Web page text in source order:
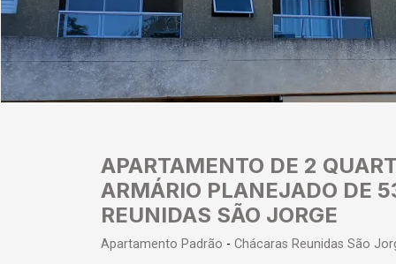
APARTAMENTO DE 2
ARMÁRIO PLANEJADO DE
REUNIDAS SÃO JORGE
Apartamento Padrão - Chácaras Reunidas São